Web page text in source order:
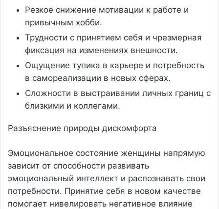
Резкое снижение мотивации к работе и
привычным хобби.
Трудности с принятием себя и чрезмерная
фиксация на изменениях внешности.
Ощущение тупика в карьере и потребность
в самореализации в новых сферах.
Сложности в выстраивании личных границ с
близкими и коллегами.
Разъяснение природы дискомфорта
Эмоциональное состояние женщины напрямую
зависит от способности развивать
эмоциональный интеллект и распознавать свои
потребности. Принятие себя в новом качестве
помогает нивелировать негативное влияние